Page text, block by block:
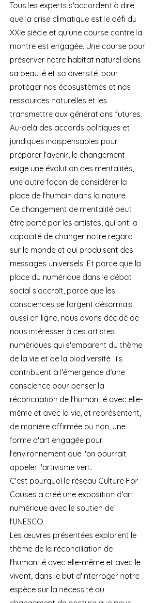
Tous les experts s'accordent à dire
que la crise climatique est le défi du
XXIe siècle et qu'une course contre la
montre est engagée. Une course pour
préserver notre habitat naturel dans
sa beauté et sa diversité, pour
protéger nos écosystèmes et nos
ressources naturelles et les
transmettre aux générations futures.
Au-delà des accords politiques et
juridiques indispensables pour
préparer l'avenir, le changement
exige une évolution des mentalités,
une autre façon de considérer la
place de l'humain dans la nature.
Ce changement de mentalité peut
être porté par les artistes, qui ont la
capacité de changer notre regard
sur le monde et qui produisent des
messages universels. Et parce que la
place du numérique dans le débat
social s'accroît, parce que les
consciences se forgent désormais
aussi en ligne, nous avons décidé de
nous intéresser à ces artistes
numériques qui s'emparent du thème
de la vie et de la biodiversité : ils
contribuent à l'émergence d'une
conscience pour penser la
réconciliation de l'humanité avec elle-
même et avec la vie, et représentent,
de manière affirmée ou non, une
forme d'art engagée pour
l'environnement que l'on pourrait
appeler l'artivisme vert.
C'est pourquoi le réseau Culture For
Causes a créé une exposition d'art
numérique avec le soutien de
l'UNESCO.
Les œuvres présentées explorent le
thème de la réconciliation de
l'humanité avec elle-même et avec le
vivant, dans le but d'interroger notre
espèce sur la nécessité du